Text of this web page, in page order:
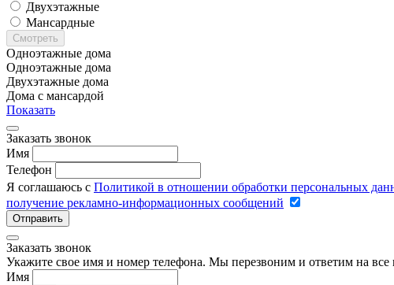
Двухэтажные
Мансардные
Смотреть
Одноэтажные дома
Одноэтажные дома
Двухэтажные дома
Дома с мансардой
Показать
Заказать звонок
Имя
Телефон
Я соглашаюсь с Политикой в отношении обработки персональных
получение рекламно-информационных сообщений
Отправить
Заказать звонок
Укажите свое имя и номер телефона. Мы перезвоним и ответим на все
Имя